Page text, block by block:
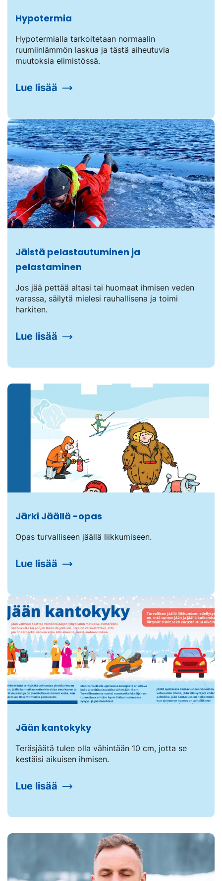
Hypotermia
Hypotermialla tarkoitetaan normaalin
ruumiinlämmön laskua ja tästä aiheutuvia
muutoksia elimistössä.
Lue lisää
Jäistä pelastautuminen ja
pelastaminen
Jos jää pettää altasi tai huomaat ihmisen veden
varassa, säilytä mielesi rauhallisena ja toimi
harkiten.
Lue lisää
Järki Jäällä -opas
Opas turvalliseen jäällä liikkumiseen.
Lue lisää
Jään kantokyky
Teräsjäätä tulee olla vähintään 10 cm, jotta se
kestäisi aikuisen ihmisen.
Lue lisää